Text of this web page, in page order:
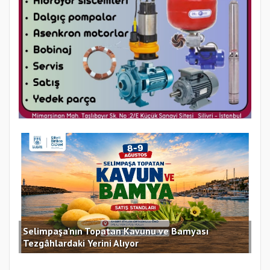
Selimpaşa’nın Topatan Kavunu ve Bamyası
Tezgâhlardaki Yerini Alıyor